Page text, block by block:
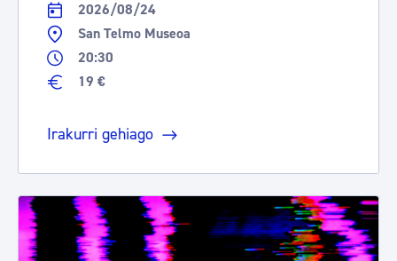
2026/08/24
San Telmo Museoa
20:30
19 €
Irakurri gehiago